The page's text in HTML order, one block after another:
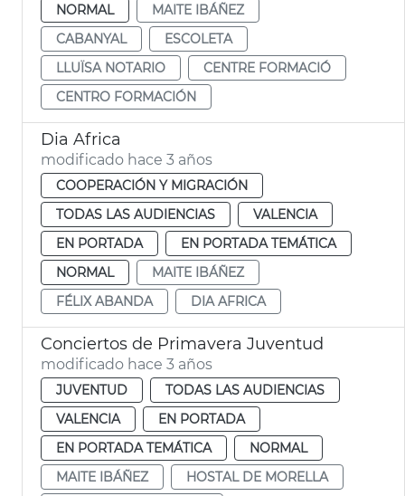
NORMAL
MAITE IBÁÑEZ
CABANYAL
ESCOLETA
LLUÏSA NOTARIO
CENTRE FORMACIÓ
CENTRO FORMACIÓN
Dia Africa
modificado hace 3 años
COOPERACIÓN Y MIGRACIÓN
TODAS LAS AUDIENCIAS
VALENCIA
EN PORTADA
EN PORTADA TEMÁTICA
NORMAL
MAITE IBÁÑEZ
FÉLIX ABANDA
DIA AFRICA
Conciertos de Primavera Juventud
modificado hace 3 años
JUVENTUD
TODAS LAS AUDIENCIAS
VALENCIA
EN PORTADA
EN PORTADA TEMÁTICA
NORMAL
MAITE IBÁÑEZ
HOSTAL DE MORELLA